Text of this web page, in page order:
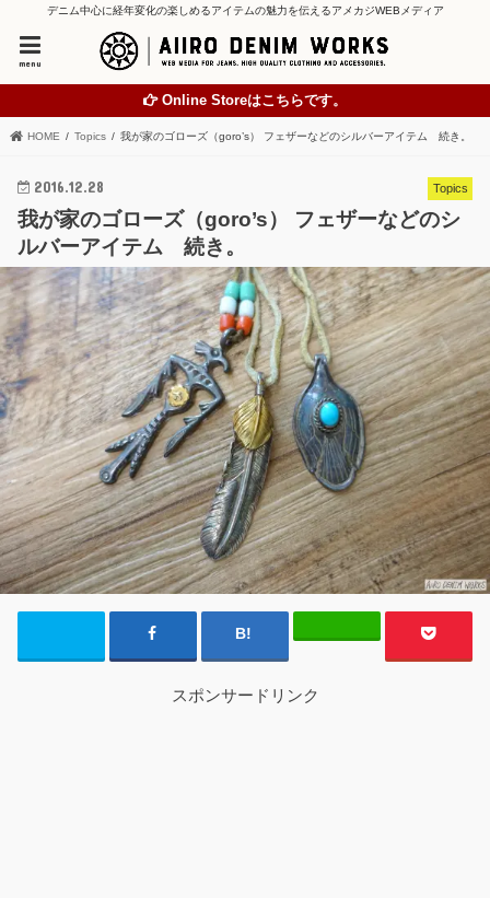
デニム中心に経年変化の楽しめるアイテムの魅力を伝えるアメカジWEBメディア
menu
Online Storeはこちらです。
HOME Topics 我が家のゴローズ（goro’s） フェザーなどのシルバーアイテム 続き。
Topics
2016.12.28
我が家のゴローズ（goro’s） フェザーなどのシ
ルバーアイテム 続き。
スポンサードリンク